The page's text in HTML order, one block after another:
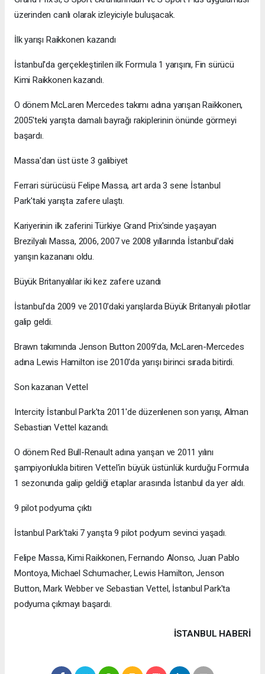
üzerinden canlı olarak izleyiciyle buluşacak.
İlk yarışı Raikkonen kazandı
İstanbul'da gerçekleştirilen ilk Formula 1 yarışını, Fin sürücü
Kimi Raikkonen kazandı.
O dönem McLaren Mercedes takımı adına yarışan Raikkonen,
2005'teki yarışta damalı bayrağı rakiplerinin önünde görmeyi
başardı.
Massa'dan üst üste 3 galibiyet
Ferrari sürücüsü Felipe Massa, art arda 3 sene İstanbul
Park'taki yarışta zafere ulaştı.
Kariyerinin ilk zaferini Türkiye Grand Prix'sinde yaşayan
Brezilyalı Massa, 2006, 2007 ve 2008 yıllarında İstanbul'daki
yarışın kazananı oldu.
Büyük Britanyalılar iki kez zafere uzandı
İstanbul'da 2009 ve 2010'daki yarışlarda Büyük Britanyalı pilotlar
galip geldi.
Brawn takımında Jenson Button 2009'da, McLaren-Mercedes
adına Lewis Hamilton ise 2010'da yarışı birinci sırada bitirdi.
Son kazanan Vettel
Intercity İstanbul Park'ta 2011'de düzenlenen son yarışı, Alman
Sebastian Vettel kazandı.
O dönem Red Bull-Renault adına yarışan ve 2011 yılını
şampiyonlukla bitiren Vettel'in büyük üstünlük kurduğu Formula
1 sezonunda galip geldiği etaplar arasında İstanbul da yer aldı.
9 pilot podyuma çıktı
İstanbul Park'taki 7 yarışta 9 pilot podyum sevinci yaşadı.
Felipe Massa, Kimi Raikkonen, Fernando Alonso, Juan Pablo
Montoya, Michael Schumacher, Lewis Hamilton, Jenson
Button, Mark Webber ve Sebastian Vettel, İstanbul Park'ta
podyuma çıkmayı başardı.
İSTANBUL HABERİ